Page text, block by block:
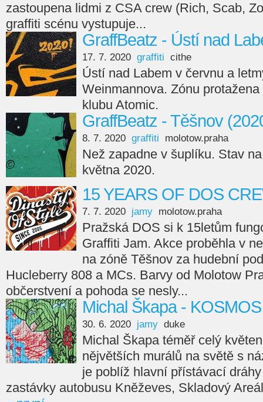
zastoupena lidmi z CSA crew (Rich, Scab,
graffiti scénu vystupuje...
GraffBeatz - Ústí nad
17. 7. 2020 graffiti cithe
Ústí nad Labem v červnu a
Weinmannova. Zónu
klubu Atomic.
GraffBeatz - Těšnov
8. 7. 2020 graffiti molotow.praha
Než zapadne v šuplíku. Stav
května 2020.
15 YEARS OF DOS
7. 7. 2020 jamy molotow.praha
Pražská DOS si k 15letům
Graffiti Jam. Akce proběhla v
na zóně Těšnov za hudební
Hucleberry 808 a MCs. Barvy od Molotow
občerstvení a pohoda se nesly...
Michal Škapa - KOSMOS
30. 6. 2020 jamy duke
Michal Škapa téměř celý
nějvětších murálů na světě s
je poblíž hlavní přístávací
zastávky autobusu Kněževes, Skladový